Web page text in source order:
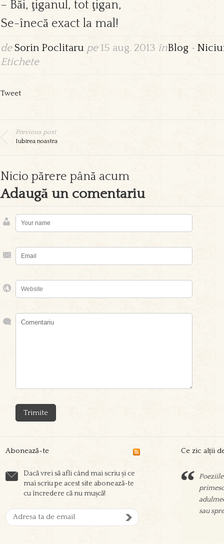
– Băi, ţiganul, tot ţigan,
Se-înecă exact la mal!
de Sorin Poclitaru pe 15 aug. 2013 înBlog •
Etichete
Tweet
Previous post
Iubirea noastra
Nicio părere până acum
Adaugă un comentariu
Abonează-te
Dacă vrei să afli când mai scriu și ce
mai scriu pe acest site abonează-te
cu încredere că nu mușcă!
Ce zic alții
sau
Sorin
aşeza